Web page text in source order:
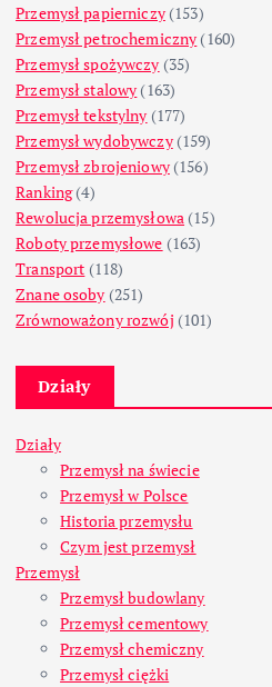
Przemysł papierniczy(153)
Przemysł petrochemiczny (160)
Przemysł spożywczy (35)
Przemysł stalowy (163)
Przemysł tekstylny (177)
Przemysł wydobywczy(159)
Przemysł zbrojeniowy(156)
Ranking(4)
Rewolucja przemysłowa (15)
Roboty przemysłowe (163)
Transport (118)
Znane osoby (251)
Zrównoważony rozwój (101)
Działy
Działy
Przemysł na świecie
Przemysł w Polsce
Historia przemysłu
Czym jest przemysł
Przemysł
Przemysł budowlany
Przemysł cementowy
Przemysł chemiczny
Przemysł ciężki